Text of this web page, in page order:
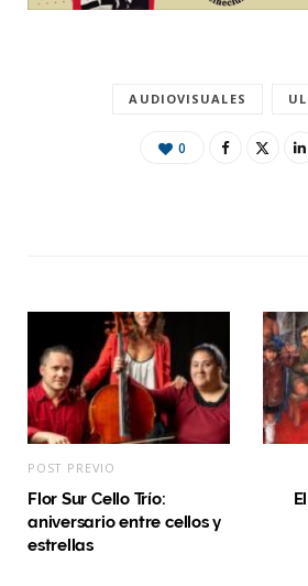
AUDIOVISUALES
0
POST PREVIO
Flor Sur Cello Trío:
aniversario entre cellos y
estrellas